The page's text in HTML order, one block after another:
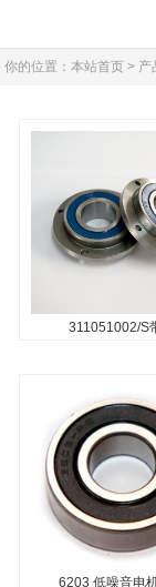
你的位置： 本站首页 > 产
311051002/S
311051002/S带
6203 低噪音电
6203 低噪音电机轴